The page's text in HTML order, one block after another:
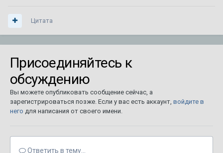
Цитата
Присоединяйтесь к
обсуждению
Вы можете опубликовать сообщение сейчас, а
зарегистрироваться позже. Если у вас есть аккаунт, войдите в
него для написания от своего имени.
Ответить в тему...